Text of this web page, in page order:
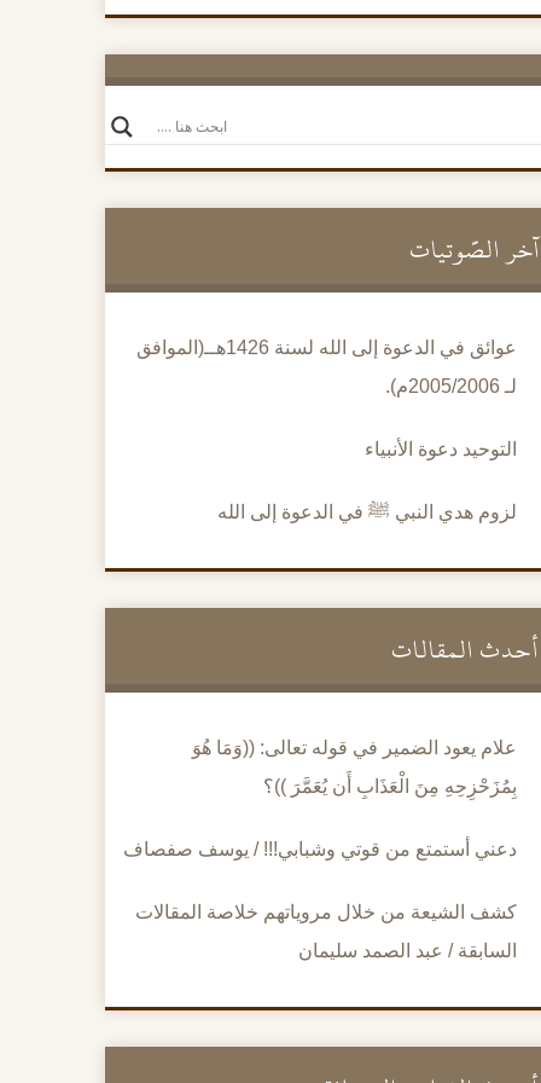
آخر الصَّوتيات
عوائق في الدعوة إلى الله لسنة 1426هــ(الموافق
لـ 2005/2006م).
التوحيد دعوة الأنبياء
لزوم هدي النبي ﷺ في الدعوة إلى الله
أحدث المقالات
علام يعود الضمير في قوله تعالى: ((وَمَا هُوَ
بِمُزَحْزِحِهِ مِنَ الْعَذَابِ أَن يُعَمَّرَ ))؟
دعني أستمتع من قوتي وشبابي!!! / يوسف صفصاف
كشف الشيعة من خلال مروياتهم خلاصة المقالات
السابقة / عبد الصمد سليمان